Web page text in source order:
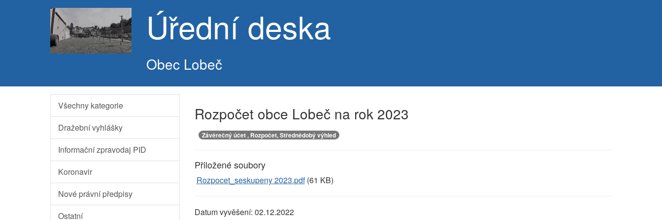
Úřední deska
Obec Lobeč
Všechny kategorie
Dražební vyhlášky
Informační zpravodaj PID
Koronavir
Nové právní předpisy
Ostatní
Rozpočet obce Lobeč na rok 2023
Závěrečný účet , Rozpočet, Střednědobý výhled
Přiložené soubory
Rozpocet_seskupeny 2023.pdf(61 KB)
Datum vyvěšení: 02.12.2022